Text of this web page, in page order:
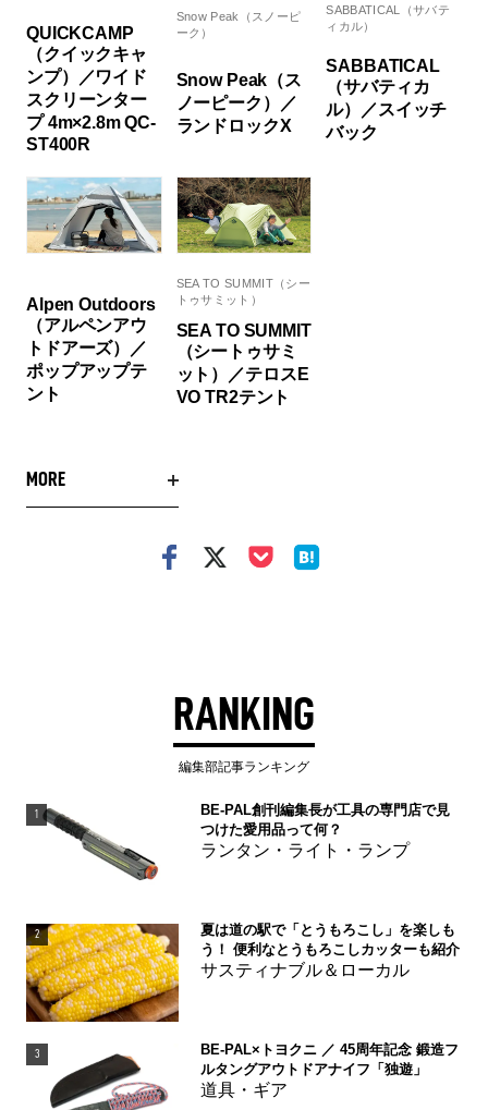
QUICKCAMP
（クイックキャ
ンプ）／ワイド
スクリーンター
プ 4m×2.8m QC-
ST400R
Snow Peak（スノーピ
ーク）
Snow Peak（ス
ノーピーク）／
ランドロックX
SABBATICAL（サバテ
ィカル）
SABBATICAL
（サバティカ
ル）／スイッチ
バック
Alpen Outdoors
（アルペンアウ
トドアーズ）／
ポップアップテ
ント
SEA TO SUMMIT（シー
トゥサミット）
SEA TO SUMMIT
（シートゥサミ
ット）／テロスE
VO TR2テント
MORE
RANKING
編集部記事ランキング
1
BE-PAL創刊編集長が工具の専門店で見
つけた愛用品って何？
ランタン・ライト・ランプ
2
夏は道の駅で「とうもろこし」を楽しも
う！ 便利なとうもろこしカッターも紹介
サスティナブル＆ローカル
3
BE-PAL×トヨクニ ／ 45周年記念 鍛造フ
ルタングアウトドアナイフ「独遊」
道具・ギア